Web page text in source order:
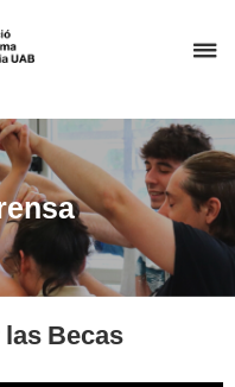
el
Becas